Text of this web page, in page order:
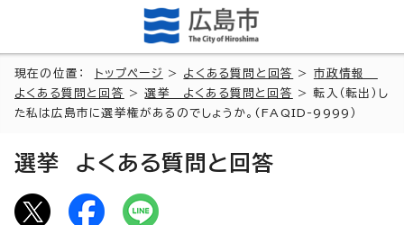
現在の位置： トップページ > よくある質問と回答 > 市政情報
よくある質問と回答
>選挙 よくある質問と回答
> 転入（転出）し
た私は広島市に選挙権があるのでしょうか。(FAQID-9999）
選挙 よくある質問と回答